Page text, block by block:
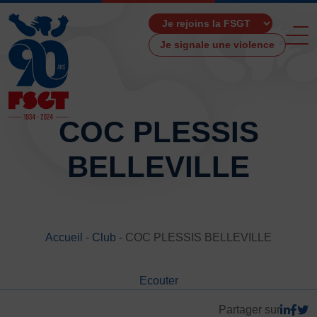
Je signale une violence
Les Boutiques F.S.G.T
COC PLESSIS
BELLEVILLE
Accueil - Club - COC PLESSIS BELLEVILLE
Ecouter
Partager sur